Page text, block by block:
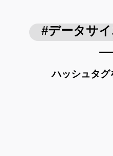
#データサ
ハッシュタグ